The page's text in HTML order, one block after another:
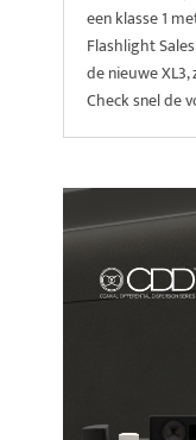
een klasse 1
Flashlight
de nieuwe
Check snel de